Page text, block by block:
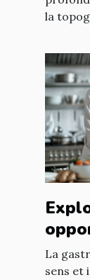
la
La
sens et